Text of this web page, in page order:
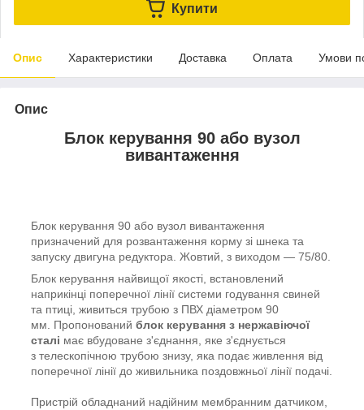
Купити
Опис Характеристики Доставка Оплата Умови
Опис
Блок керування 90 або вузол
вивантаження
Блок керування 90 або вузол вивантаження
призначений для розвантаження корму зі шнека та
запуску двигуна редуктора. Жовтий, з виходом — 75/80.
Блок керування найвищої якості, встановлений
наприкінці поперечної лінії системи годування свиней
та птиці, живиться трубою з ПВХ діаметром 90
мм. Пропонований блок керування з нержавіючої
сталі має вбудоване з'єднання, яке з'єднується
з телескопічною трубою знизу, яка подає живлення від
поперечної лінії до живильника поздовжньої лінії подачі.
Пристрій обладнаний надійним мембранним датчиком,